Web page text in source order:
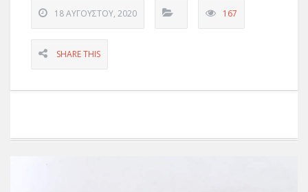
18 ΑΥΓΟΎΣΤΟΥ, 2020 167
SHARE THIS